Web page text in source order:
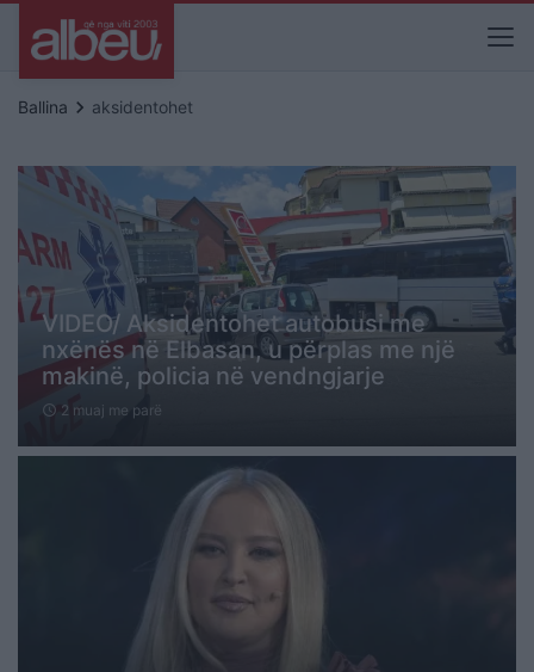
Ballina keyboard_arrow_right aksidentohet
VIDEO/ Aksidentohet autobusi me
nxënës në Elbasan, u përplas me një
makinë, policia në vendngjarje
schedule 2 muaj me parë